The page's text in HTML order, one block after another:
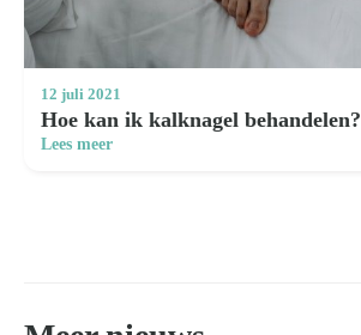
12 juli 2021
Hoe kan ik kalknagel behandelen?
Lees meer